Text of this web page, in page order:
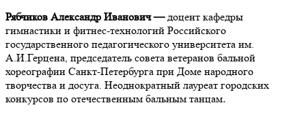
Рябчиков Александр Иванович —доцент кафедры
гимнастики и фитнес-технологий Российского
государственного педагогического университета им.
А.И.Герцена, председатель совета ветеранов бальной
хореографии Санкт-Петербурга при Доме народного
творчества и досуга. Неоднократный лауреат городских
конкурсов по отечественным бальным танцам.